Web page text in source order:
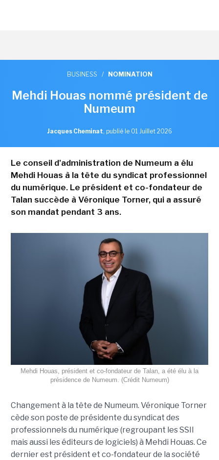
BUSINESS / NOMINATION
Mehdi Houas nommé président de
Numeum
Jacques Cheminat, publié le 01 Juillet 2026
Le conseil d'administration de Numeum a élu
Mehdi Houas à la tête du syndicat professionnel
du numérique. Le président et co-fondateur de
Talan succède à Véronique Torner, qui a assuré
son mandat pendant 3 ans.
Mehdi Houas, président et co-fondateur de Talan, a été élu à la
présidence de Numeum. (Crédit Numeum)
Changement à la tête de Numeum. Véronique Torner
cède son poste de présidente du syndicat des
professionnels du numérique (regroupant les SSII
mais aussi les éditeurs de logiciels) à Mehdi Houas. Ce
dernier est président et co-fondateur de la société